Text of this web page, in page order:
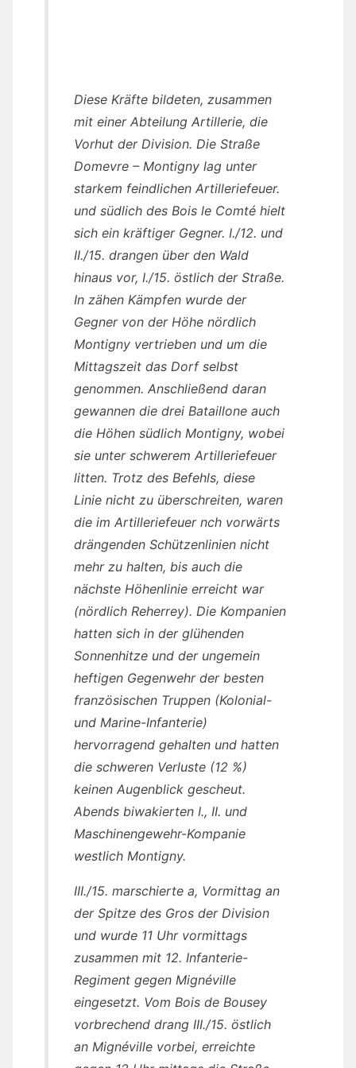
Diese Kräfte bildeten, zusammen
mit einer Abteilung Artillerie, die
Vorhut der Division. Die Straße
Domevre – Montigny lag unter
starkem feindlichen Artilleriefeuer.
und südlich des Bois le Comté hielt
sich ein kräftiger Gegner. I./12. und
II./15. drangen über den Wald
hinaus vor, I./15. östlich der Straße.
In zähen Kämpfen wurde der
Gegner von der Höhe nördlich
Montigny vertrieben und um die
Mittagszeit das Dorf selbst
genommen. Anschließend daran
gewannen die drei Bataillone auch
die Höhen südlich Montigny, wobei
sie unter schwerem Artilleriefeuer
litten. Trotz des Befehls, diese
Linie nicht zu überschreiten, waren
die im Artilleriefeuer nch vorwärts
drängenden Schützenlinien nicht
mehr zu halten, bis auch die
nächste Höhenlinie erreicht war
(nördlich Reherrey). Die Kompanien
hatten sich in der glühenden
Sonnenhitze und der ungemein
heftigen Gegenwehr der besten
französischen Truppen (Kolonial-
und Marine-Infanterie)
hervorragend gehalten und hatten
die schweren Verluste (12 %)
keinen Augenblick gescheut.
Abends biwakierten I., II. und
Maschinengewehr-Kompanie
westlich Montigny.
III./15. marschierte a, Vormittag an
der Spitze des Gros der Division
und wurde 11 Uhr vormittags
zusammen mit 12. Infanterie-
Regiment gegen Mignéville
eingesetzt. Vom Bois de Bousey
vorbrechend drang III./15. östlich
an Mignéville vorbei, erreichte